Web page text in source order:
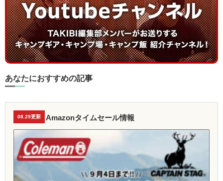
あなたにおすすめの記事
08.29更新 Amazonタイムセール情報